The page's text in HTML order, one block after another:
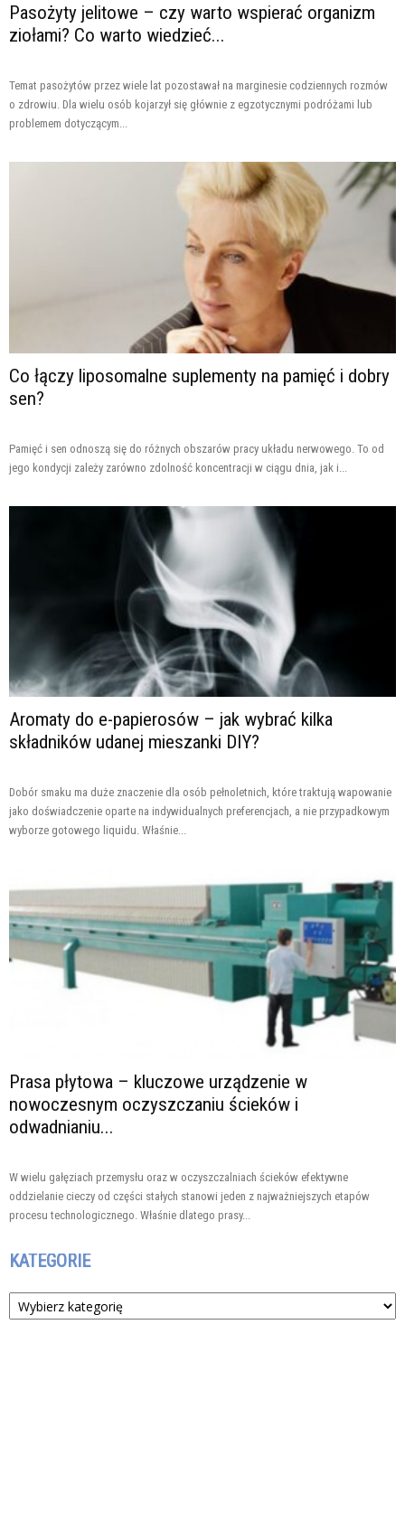
Pasożyty jelitowe – czy warto wspierać organizm
ziołami? Co warto wiedzieć...
Temat pasożytów przez wiele lat pozostawał na marginesie codziennych rozmów
o zdrowiu. Dla wielu osób kojarzył się głównie z egzotycznymi podróżami lub
problemem dotyczącym...
Co łączy liposomalne suplementy na pamięć i dobry
sen?
Pamięć i sen odnoszą się do różnych obszarów pracy układu nerwowego. To od
jego kondycji zależy zarówno zdolność koncentracji w ciągu dnia, jak i...
Aromaty do e-papierosów – jak wybrać kilka
składników udanej mieszanki DIY?
Dobór smaku ma duże znaczenie dla osób pełnoletnich, które traktują wapowanie
jako doświadczenie oparte na indywidualnych preferencjach, a nie przypadkowym
wyborze gotowego liquidu. Właśnie...
Prasa płytowa – kluczowe urządzenie w
nowoczesnym oczyszczaniu ścieków i
odwadnianiu...
W wielu gałęziach przemysłu oraz w oczyszczalniach ścieków efektywne
oddzielanie cieczy od części stałych stanowi jeden z najważniejszych etapów
procesu technologicznego. Właśnie dlatego prasy...
KATEGORIE
Kategorie